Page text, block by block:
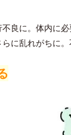
良に。体内に
に乱れがちに